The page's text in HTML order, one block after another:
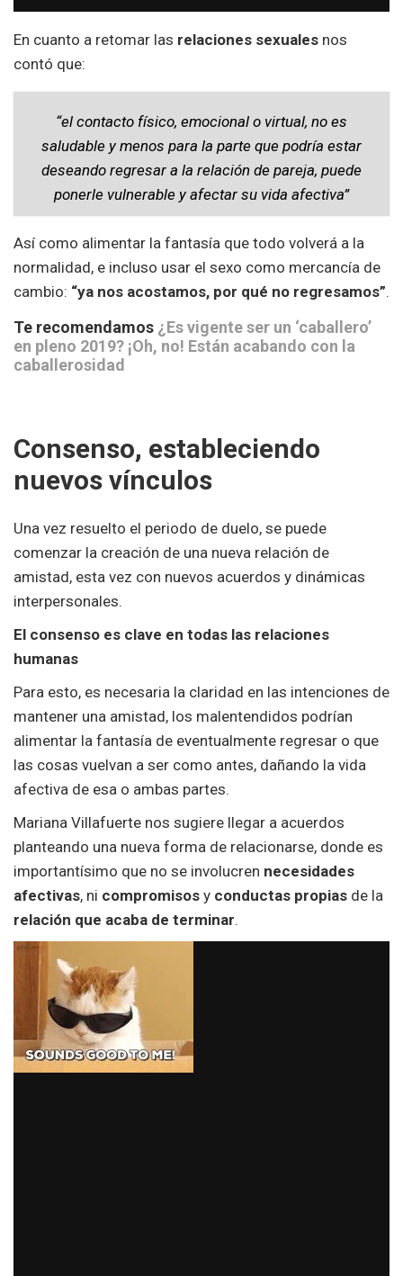
En cuanto a retomar las relaciones sexuales nos
contó que:
“el contacto físico, emocional o virtual, no es
saludable y menos para la parte que podría estar
deseando regresar a la relación de pareja, puede
ponerle vulnerable y afectar su vida afectiva”
Así como alimentar la fantasía que todo volverá a la
normalidad, e incluso usar el sexo como mercancía de
cambio: “ya nos acostamos, por qué no regresamos”.
Te recomendamos ¿Es vigente ser un ‘caballero’
en pleno 2019? ¡Oh, no! Están acabando con la
caballerosidad
Consenso, estableciendo
nuevos vínculos
Una vez resuelto el periodo de duelo, se puede
comenzar la creación de una nueva relación de
amistad, esta vez con nuevos acuerdos y dinámicas
interpersonales.
El consenso es clave en todas las relaciones
humanas
Para esto, es necesaria la claridad en las intenciones de
mantener una amistad, los malentendidos podrían
alimentar la fantasía de eventualmente regresar o que
las cosas vuelvan a ser como antes, dañando la vida
afectiva de esa o ambas partes.
Mariana Villafuerte nos sugiere llegar a acuerdos
planteando una nueva forma de relacionarse, donde es
importantísimo que no se involucren necesidades
afectivas, ni compromisos y conductas propias de la
relación que acaba de terminar.